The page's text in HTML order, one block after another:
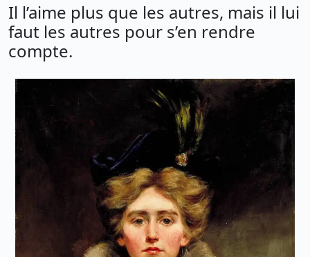
Il l’aime plus que les autres, mais il lui
faut les autres pour s’en rendre
compte.